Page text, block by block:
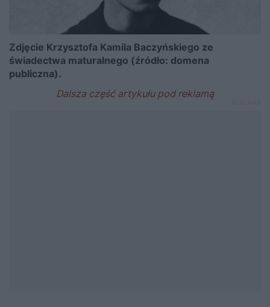
Zdjęcie Krzysztofa Kamila Baczyńskiego ze
świadectwa maturalnego (źródło: domena
publiczna).